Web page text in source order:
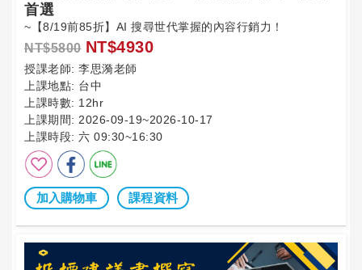
首選
~【8/19前85折】AI 搜尋世代掌握的內容行銷力！
NT$5800 NT$4930
授課老師: 李思漪老師
上課地點: 台中
上課時數: 12hr
上課期間: 2026-09-19~2026-10-17
上課時段: 六 09:30~16:30
加入購物車 課程資料